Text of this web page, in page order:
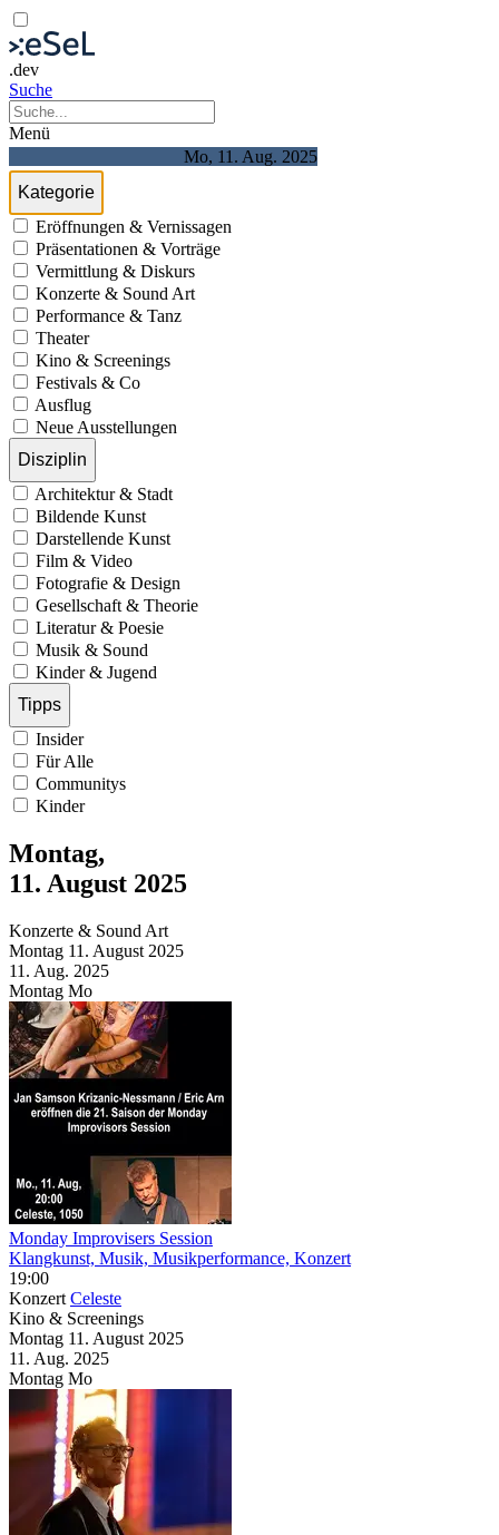
.dev
Suche
Menü
Mo, 11. Aug. 2025
Kategorie
Eröffnungen & Vernissagen
Präsentationen & Vorträge
Vermittlung & Diskurs
Konzerte & Sound Art
Performance & Tanz
Theater
Kino & Screenings
Festivals & Co
Ausflug
Neue Ausstellungen
Disziplin
Architektur & Stadt
Bildende Kunst
Darstellende Kunst
Film & Video
Fotografie & Design
Gesellschaft & Theorie
Literatur & Poesie
Musik & Sound
Kinder & Jugend
Tipps
Insider
Für Alle
Communitys
Kinder
Montag,
11. August 2025
Konzerte & Sound Art
Montag 11. August 2025
11. Aug. 2025
Montag Mo
Monday Improvisers Session
Klangkunst, Musik, Musikperformance, Konzert
19:00
Konzert Celeste
Kino & Screenings
Montag 11. August 2025
11. Aug. 2025
Montag Mo